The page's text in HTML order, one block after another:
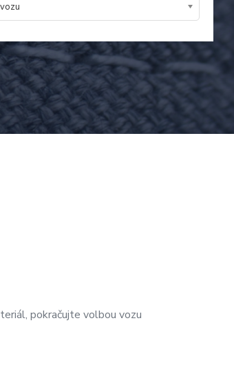
pokračujte volbou vozu